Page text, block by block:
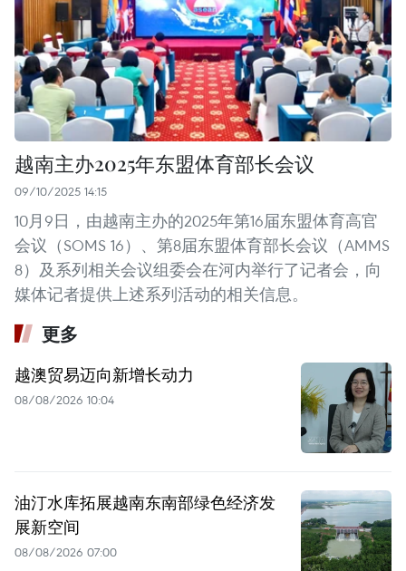
越南主办2025年东盟体育部长会议
09/10/2025 14:15
10月9日，由越南主办的2025年第16届东盟体育高官
会议（SOMS 16）、第8届东盟体育部长会议（AMMS
8）及系列相关会议组委会在河内举行了记者会，向
媒体记者提供上述系列活动的相关信息。
更多
越澳贸易迈向新增长动力
08/08/2026 10:04
油汀水库拓展越南东南部绿色经济发
展新空间
08/08/2026 07:00